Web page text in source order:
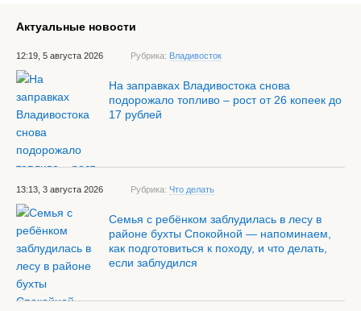
Актуальные новости
12:19, 5 августа 2026 Рубрика: Владивосток
На заправках Владивостока снова
подорожало топливо – рост от 26 копеек до
17 рублей
13:13, 3 августа 2026 Рубрика: Что делать
Семья с ребёнком заблудилась в лесу в
районе бухты Спокойной — напоминаем,
как подготовиться к походу, и что делать,
если заблудился